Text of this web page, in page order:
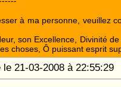
à ma personne, veuillez
son Excellence, Divinité
choses, Ô puissant esprit
21-03-2008 à